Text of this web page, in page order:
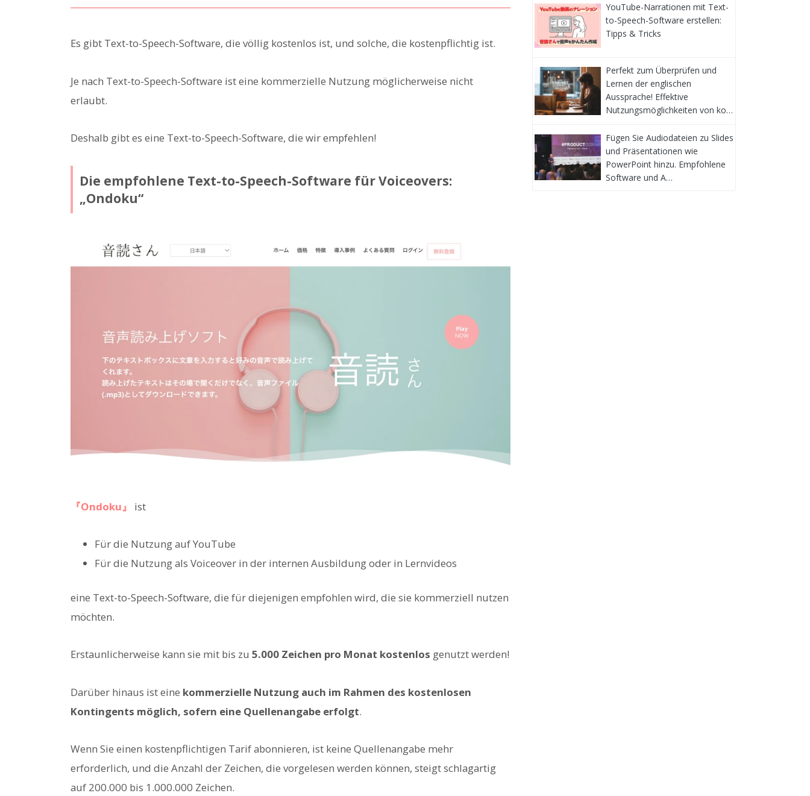
Es gibt Text-to-Speech-Software, die völlig kostenlos ist, und solche, die kostenpflichtig ist.
Je nach Text-to-Speech-Software ist eine kommerzielle Nutzung möglicherweise nicht
erlaubt.
Deshalb gibt es eine Text-to-Speech-Software, die wir empfehlen!
Die empfohlene Text-to-Speech-Software für Voiceovers:
„Ondoku“
『Ondoku』 ist
Für die Nutzung auf YouTube
Für die Nutzung als Voiceover in der internen Ausbildung oder in Lernvideos
eine Text-to-Speech-Software, die für diejenigen empfohlen wird, die sie kommerziell nutzen
möchten.
Erstaunlicherweise kann sie mit bis zu 5.000 Zeichen pro Monat kostenlos genutzt werden!
Darüber hinaus ist eine kommerzielle Nutzung auch im Rahmen des kostenlosen
Kontingents möglich, sofern eine Quellenangabe erfolgt.
Wenn Sie einen kostenpflichtigen Tarif abonnieren, ist keine Quellenangabe mehr
erforderlich, und die Anzahl der Zeichen, die vorgelesen werden können, steigt schlagartig
auf 200.000 bis 1.000.000 Zeichen.
YouTube-Narrationen mit Text-
to-Speech-Software erstellen:
Tipps & Tricks
Perfekt zum Überprüfen und
Lernen der englischen
Aussprache! Effektive
Nutzungsmöglichkeiten von ko…
Fügen Sie Audiodateien zu Slides
und Präsentationen wie
PowerPoint hinzu. Empfohlene
Software und A…